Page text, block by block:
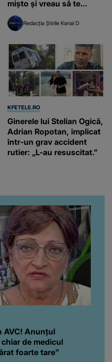
mișto și vreau să te
cunosc mai mult”
Redacția Știrile Kanal D
KFETELE.RO
Ginerele lui Stelian Ogică,
Adrian Ropotan, implicat
într-un grav accident
rutier: „L-au resuscitat.”
AVC! Anunțul
de medicul
foarte tare”